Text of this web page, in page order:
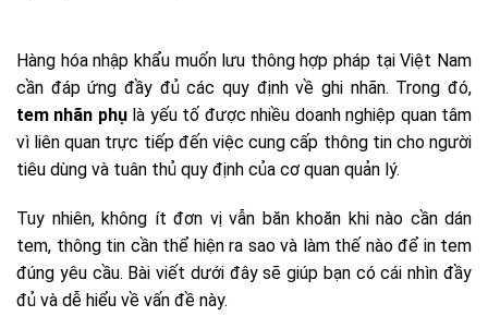
Hàng hóa nhập khẩu muốn lưu thông hợp pháp tại Việt Nam
cần đáp ứng đầy đủ các quy định về ghi nhãn. Trong đó,
tem nhãn phụ là yếu tố được nhiều doanh nghiệp quan tâm
vì liên quan trực tiếp đến việc cung cấp thông tin cho người
tiêu dùng và tuân thủ quy định của cơ quan quản lý.
Tuy nhiên, không ít đơn vị vẫn băn khoăn khi nào cần dán
tem, thông tin cần thể hiện ra sao và làm thế nào để in tem
đúng yêu cầu. Bài viết dưới đây sẽ giúp bạn có cái nhìn đầy
đủ và dễ hiểu về vấn đề này.